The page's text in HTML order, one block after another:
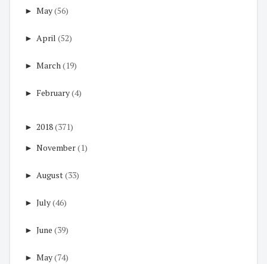
► May(56)
► April (52)
► March(19)
► February(4)
► 2018(371)
► November(1)
► August(33)
► July(46)
► June (39)
► May(74)